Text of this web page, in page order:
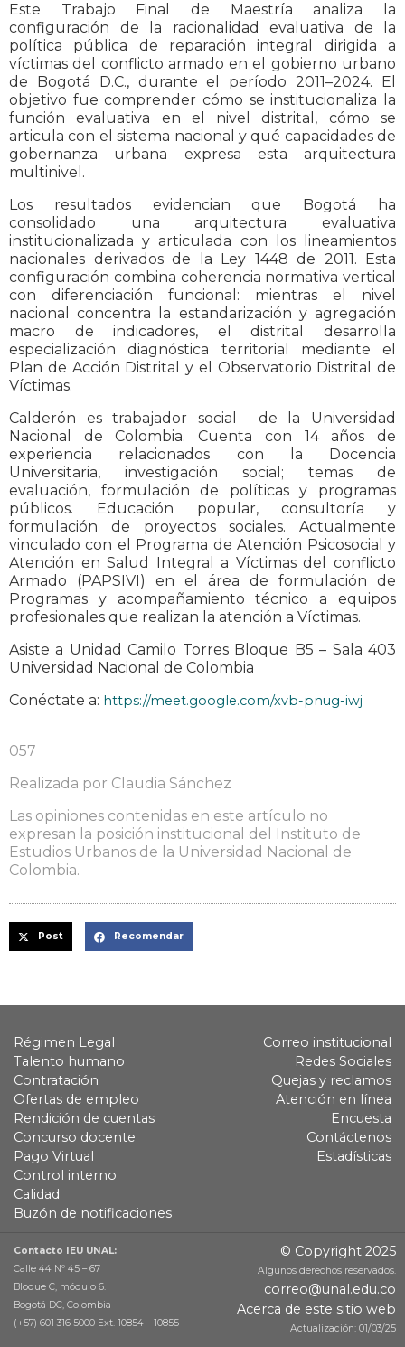
Este Trabajo Final de Maestría analiza la
configuración de la racionalidad evaluativa de la
política pública de reparación integral dirigida a
víctimas del conflicto armado en el gobierno urbano
de Bogotá D.C., durante el período 2011–2024. El
objetivo fue comprender cómo se institucionaliza la
función evaluativa en el nivel distrital, cómo se
articula con el sistema nacional y qué capacidades de
gobernanza urbana expresa esta arquitectura
multinivel.
Los resultados evidencian que Bogotá ha
consolidado una arquitectura evaluativa
institucionalizada y articulada con los lineamientos
nacionales derivados de la Ley 1448 de 2011. Esta
configuración combina coherencia normativa vertical
con diferenciación funcional: mientras el nivel
nacional concentra la estandarización y agregación
macro de indicadores, el distrital desarrolla
especialización diagnóstica territorial mediante el
Plan de Acción Distrital y el Observatorio Distrital de
Víctimas.
Calderón es trabajador social de la Universidad
Nacional de Colombia. Cuenta con 14 años de
experiencia relacionados con la Docencia
Universitaria, investigación social; temas de
evaluación, formulación de políticas y programas
públicos. Educación popular, consultoría y
formulación de proyectos sociales. Actualmente
vinculado con el Programa de Atención Psicosocial y
Atención en Salud Integral a Víctimas del conflicto
Armado (PAPSIVI) en el área de formulación de
Programas y acompañamiento técnico a equipos
profesionales que realizan la atención a Víctimas.
Asiste a Unidad Camilo Torres Bloque B5 – Sala 403
Universidad Nacional de Colombia
Conéctate a: https://meet.google.com/xvb-pnug-iwj
057
Realizada por Claudia Sánchez
Las opiniones contenidas en este artículo no
expresan la posición institucional del Instituto de
Estudios Urbanos de la Universidad Nacional de
Colombia.
Post Recomendar
Régimen Legal
Talento humano
Contratación
Ofertas de empleo
Rendición de cuentas
Concurso docente
Pago Virtual
Control interno
Calidad
Buzón de notificaciones
Correo institucional
Redes Sociales
Quejas y reclamos
Atención en línea
Encuesta
Contáctenos
Estadísticas
Contacto IEU UNAL:
Calle 44 Nº 45 – 67
Bloque C, módulo 6.
Bogotá DC, Colombia
(+57) 601 316 5000 Ext. 10854 – 10855
© Copyright 2025
Algunos derechos reservados.
correo@unal.edu.co
Acerca de este sitio web
Actualización: 01/03/25